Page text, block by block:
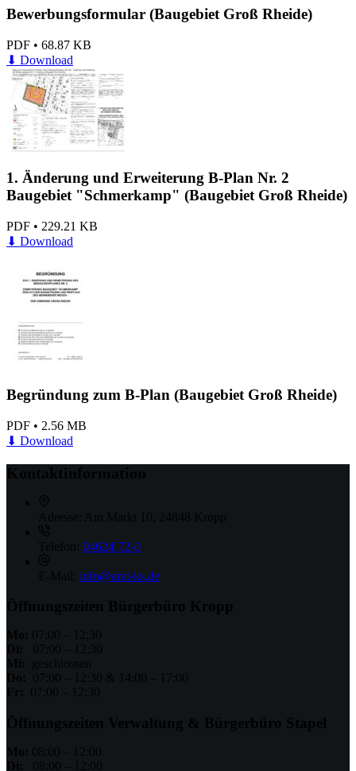
Bewerbungsformular (Baugebiet Groß Rheide)
PDF • 68.87 KB
⬇ Download
1. Änderung und Erweiterung B-Plan Nr. 2
Baugebiet "Schmerkamp" (Baugebiet Groß Rheide)
PDF • 229.21 KB
⬇ Download
Begründung zum B-Plan (Baugebiet Groß Rheide)
PDF • 2.56 MB
⬇ Download
Kontaktinformation
Adresse: Am Markt 10, 24848 Kropp
Telefon: 04624 72-0
E-Mail: info@amt-ks.de
Öffnungszeiten Bürgerbüro Kropp
Mo: 07:00 – 12:30
Di:
07:00 – 12:30
Mi:
geschlossen
Do:
07:00 – 12:30 & 14:00 – 17:00
Fr:
07:00 – 12:30
Öffnungszeiten Verwaltung & Bürgerbüro Stapel
Mo: 08:00 – 12:00
Di:
08:00 – 12:00